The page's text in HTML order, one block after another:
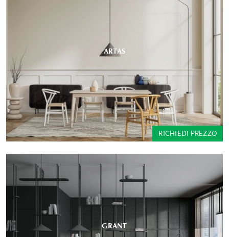
ARTAS
RICHIEDI PREZZO
GRANT